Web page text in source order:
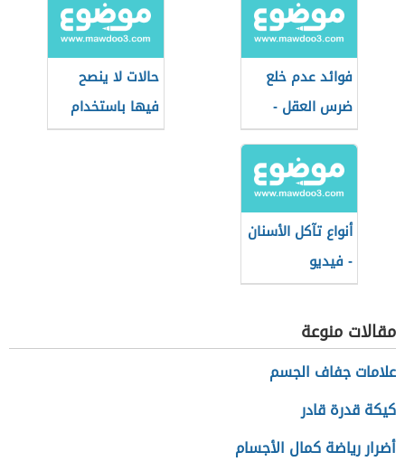
فوائد عدم خلع
ضرس العقل -
فيديو
حالات لا ينصح
فيها باستخدام
القشور الخزفية -
أنواع تآكل الأسنان
- فيديو
مقالات منوعة
علامات جفاف الجسم
كيكة قدرة قادر
أضرار رياضة كمال الأجسام